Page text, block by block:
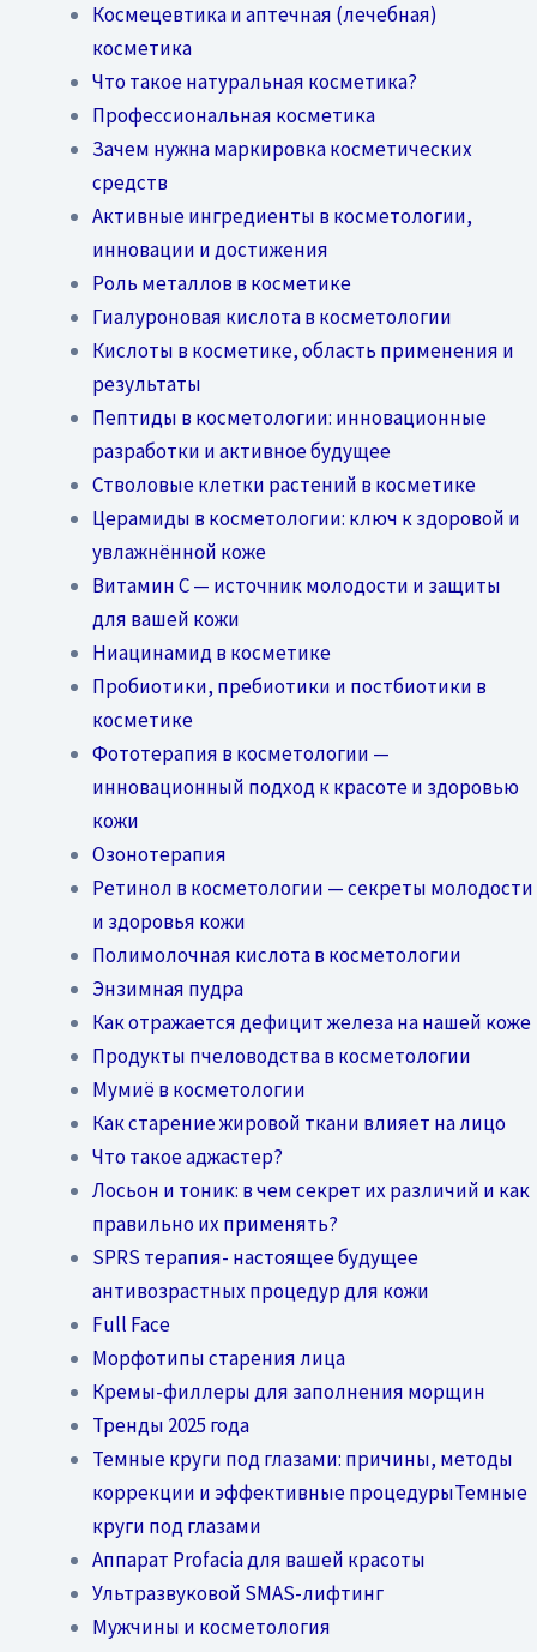
Космецевтика и аптечная (лечебная)
косметика
Что такое натуральная косметика?
Профессиональная косметика
Зачем нужна маркировка косметических
средств
Активные ингредиенты в косметологии,
инновации и достижения
Роль металлов в косметике
Гиалуроновая кислота в косметологии
Кислоты в косметике, область применения и
результаты
Пептиды в косметологии: инновационные
разработки и активное будущее
Стволовые клетки растений в косметике
Церамиды в косметологии: ключ к здоровой и
увлажнённой коже
Витамин C — источник молодости и защиты
для вашей кожи
Ниацинамид в косметике
Пробиотики, пребиотики и постбиотики в
косметике
Фототерапия в косметологии —
инновационный подход к красоте и здоровью
кожи
Озонотерапия
Ретинол в косметологии — секреты молодости
и здоровья кожи
Полимолочная кислота в косметологии
Энзимная пудра
Как отражается дефицит железа на нашей коже
Продукты пчеловодства в косметологии
Мумиё в косметологии
Как старение жировой ткани влияет на лицо
Что такое аджастер?
Лосьон и тоник: в чем секрет их различий и как
правильно их применять?
SPRS терапия- настоящее будущее
антивозрастных процедур для кожи
Full Face
Морфотипы старения лица
Кремы-филлеры для заполнения морщин
Тренды 2025 года
Темные круги под глазами: причины, методы
коррекции и эффективные процедурыТемные
круги под глазами
Аппарат Profacia для вашей красоты
Ультразвуковой SMAS-лифтинг
Мужчины и косметология